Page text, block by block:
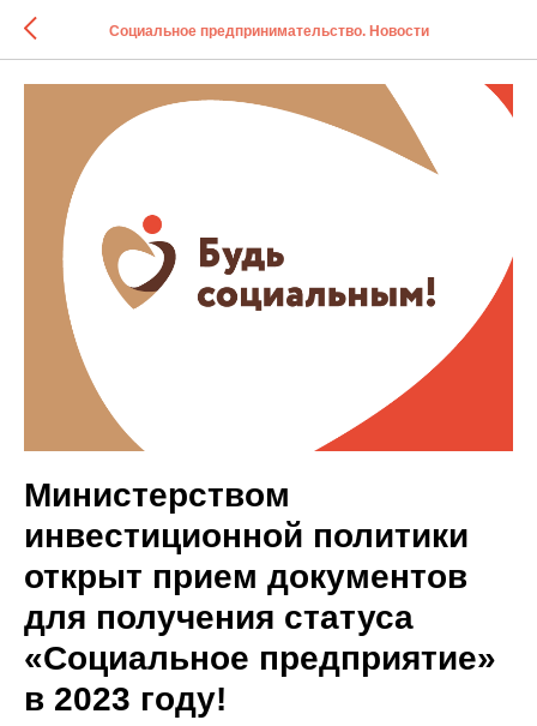
Социальное предпринимательство. Новости
Министерством
инвестиционной политики
открыт прием документов
для получения статуса
«Социальное предприятие»
в 2023 году!